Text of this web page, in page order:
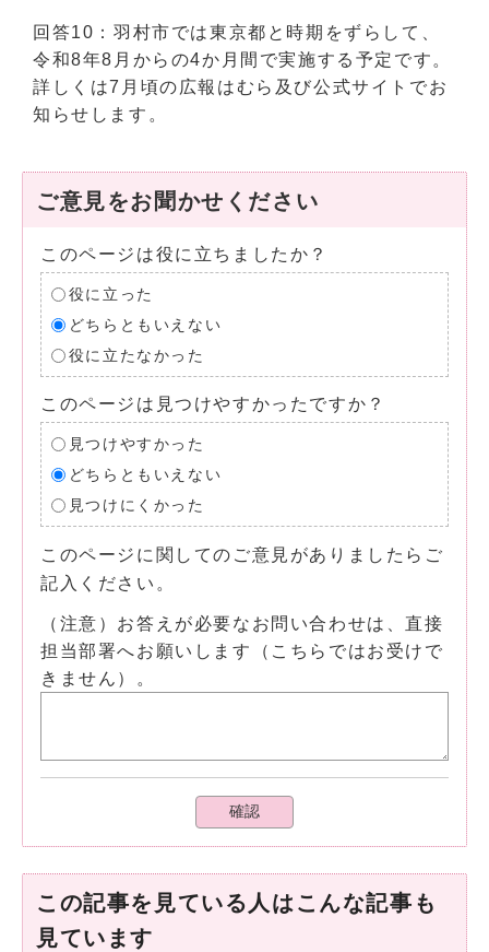
回答10：羽村市では東京都と時期をずらして、
令和8年8月からの4か月間で実施する予定です。
詳しくは7月頃の広報はむら及び公式サイトでお
知らせします。
ご意見をお聞かせください
このページは役に立ちましたか？
役に立った
どちらともいえない
役に立たなかった
このページは見つけやすかったですか？
見つけやすかった
どちらともいえない
見つけにくかった
このページに関してのご意見がありましたらご
記入ください。
（注意）お答えが必要なお問い合わせは、直接
担当部署へお願いします（こちらではお受けで
きません）。
確認
この記事を見ている人はこんな記事も
見ています